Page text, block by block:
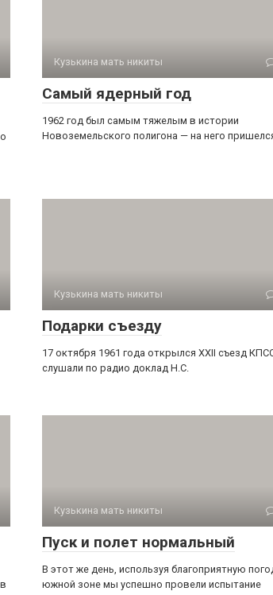
Кузькина мать никиты
Самый ядерный год
1962 год был самым тяжелым в истории
Новоземельского полигона — на него
Кузькина мать никиты
Подарки съезду
17 октября 1961 года открылся XXII съезд
слушали по радио доклад Н.С.
Кузькина мать никиты
Пуск и полет нормальный
В этот же день, используя благоприятную
юж­ной зоне мы успешно провели испытание